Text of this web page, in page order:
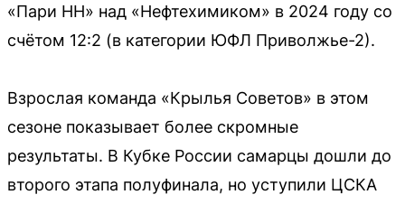
«Пари НН» над «Нефтехимиком» в 2024 году со
счётом 12:2 (в категории ЮФЛ Приволжье-2).
Взрослая команда «Крылья Советов» в этом
сезоне показывает более скромные
результаты. В Кубке России самарцы дошли до
второго этапа полуфинала, но уступили ЦСКА